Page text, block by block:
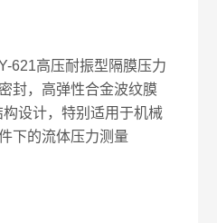
621高压耐振型隔膜压力
封，高弹性合金波纹膜
设计，特别适用于机械
下的流体压力测量